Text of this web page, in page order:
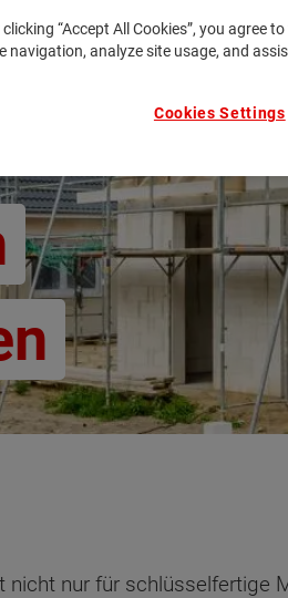
nur für schlüsselfertige
clicking “Accept All Cookies”, you agree
navigation, analyze site usage, and
Cookies Settings